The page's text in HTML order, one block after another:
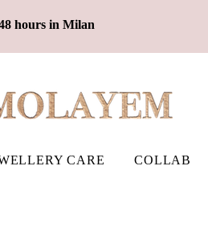
hours in Milan
CARE COLLAB